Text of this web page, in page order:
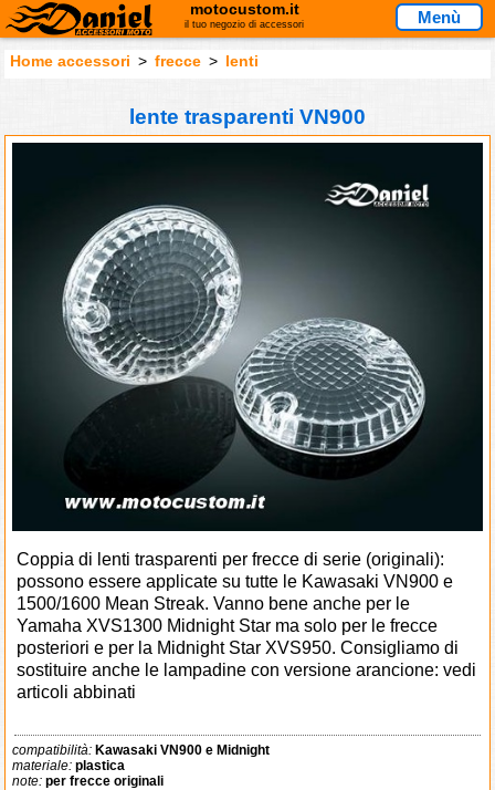
motocustom.it
il tuo negozio di accessori Menù
Home accessori > frecce > lenti
lente trasparenti VN900
Coppia di lenti trasparenti per frecce di serie (originali):
possono essere applicate su tutte le Kawasaki VN900 e
1500/1600 Mean Streak. Vanno bene anche per le
Yamaha XVS1300 Midnight Star ma solo per le frecce
posteriori e per la Midnight Star XVS950. Consigliamo di
sostituire anche le lampadine con versione arancione: vedi
articoli abbinati
compatibilità:Kawasaki VN900 e Midnight
materiale:plastica
note:per frecce originali